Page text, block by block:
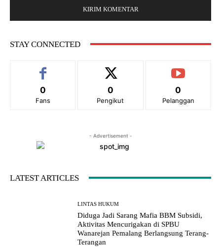
STAY CONNECTED
0
Fans
0
Pengikut
0
Pelanggan
- Advertisement -
LATEST ARTICLES
LINTAS HUKUM
Diduga Jadi Sarang Mafia BBM Subsidi,
Aktivitas Mencurigakan di SPBU
Wanarejan Pemalang Berlangsung Terang-
Terangan